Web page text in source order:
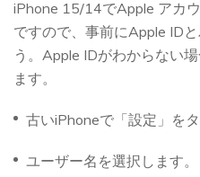
iPhone 15/14でApple アカ
ですので、事前にApple ID
う。Apple IDがわからない
ます。
古いiPhoneで「設定」をタ
ユーザー名を選択します。